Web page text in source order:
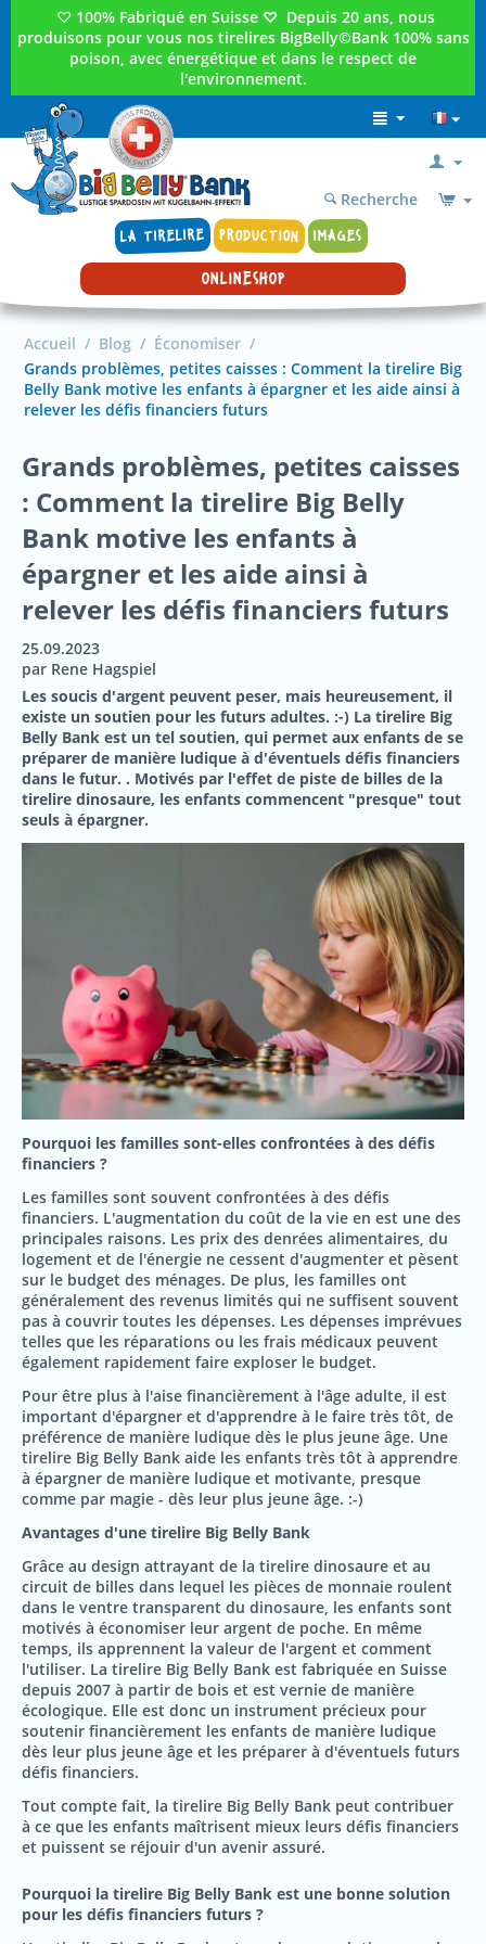
♡ 100% Fabriqué en Suisse ♡ Depuis 20 ans, nous
produisons pour vous nos tirelires BigBelly©Bank 100% sans
poison, avec énergétique et dans le respect de
l'environnement.
LA TIRELIRE PRODUCTION IMAGES
Recherche
ONLINESHOP
Accueil / Blog / Économiser /
Grands problèmes, petites caisses : Comment la tirelire Big
Belly Bank motive les enfants à épargner et les aide ainsi à
relever les défis financiers futurs
Grands problèmes, petites caisses
: Comment la tirelire Big Belly
Bank motive les enfants à
épargner et les aide ainsi à
relever les défis financiers futurs
25.09.2023
par Rene Hagspiel
Les soucis d'argent peuvent peser, mais heureusement, il
existe un soutien pour les futurs adultes. :-) La tirelire Big
Belly Bank est un tel soutien, qui permet aux enfants de se
préparer de manière ludique à d'éventuels défis financiers
dans le futur. . Motivés par l'effet de piste de billes de la
tirelire dinosaure, les enfants commencent "presque" tout
seuls à épargner.
Pourquoi les familles sont-elles confrontées à des défis
financiers ?
Les familles sont souvent confrontées à des défis
financiers. L'augmentation du coût de la vie en est une des
principales raisons. Les prix des denrées alimentaires, du
logement et de l'énergie ne cessent d'augmenter et pèsent
sur le budget des ménages. De plus, les familles ont
généralement des revenus limités qui ne suffisent souvent
pas à couvrir toutes les dépenses. Les dépenses imprévues
telles que les réparations ou les frais médicaux peuvent
également rapidement faire exploser le budget.
Pour être plus à l'aise financièrement à l'âge adulte, il est
important d'épargner et d'apprendre à le faire très tôt, de
préférence de manière ludique dès le plus jeune âge. Une
tirelire Big Belly Bank aide les enfants très tôt à apprendre
à épargner de manière ludique et motivante, presque
comme par magie - dès leur plus jeune âge. :-)
Avantages d'une tirelire Big Belly Bank
Grâce au design attrayant de la tirelire dinosaure et au
circuit de billes dans lequel les pièces de monnaie roulent
dans le ventre transparent du dinosaure, les enfants sont
motivés à économiser leur argent de poche. En même
temps, ils apprennent la valeur de l'argent et comment
l'utiliser. La tirelire Big Belly Bank est fabriquée en Suisse
depuis 2007 à partir de bois et est vernie de manière
écologique. Elle est donc un instrument précieux pour
soutenir financièrement les enfants de manière ludique
dès leur plus jeune âge et les préparer à d'éventuels futurs
défis financiers.
Tout compte fait, la tirelire Big Belly Bank peut contribuer
à ce que les enfants maîtrisent mieux leurs défis financiers
et puissent se réjouir d'un avenir assuré.
Pourquoi la tirelire Big Belly Bank est une bonne solution
pour les défis financiers futurs ?